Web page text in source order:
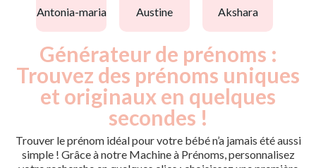
antonia-maria austine akshara
Générateur de prénoms :
Trouvez des prénoms uniques
et originaux en quelques
secondes !
Trouver le prénom idéal pour votre bébé n’a jamais été aussi
simple ! Grâce à notre Machine à Prénoms, personnalisez